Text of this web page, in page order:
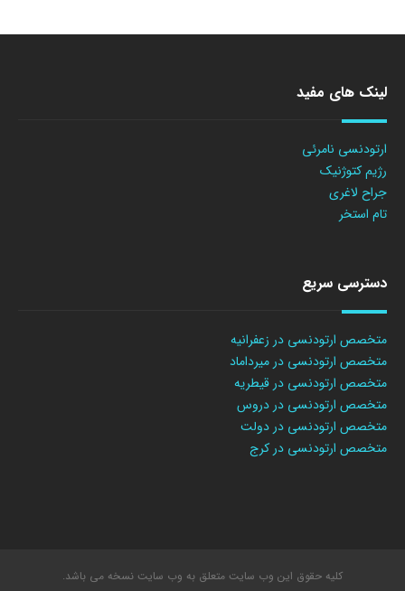
لینک های مفید
ارتودنسی نامرئی
رژیم کتوژنیک
جراح لاغری
تام استخر
دسترسی سریع
متخصص ارتودنسی در زعفرانیه
متخصص ارتودنسی در میرداماد
متخصص ارتودنسی در قیطریه
متخصص ارتودنسی در دروس
متخصص ارتودنسی در دولت
متخصص ارتودنسی در کرج
کلیه حقوق این وب سایت متعلق به وب سایت نسخه می باشد.